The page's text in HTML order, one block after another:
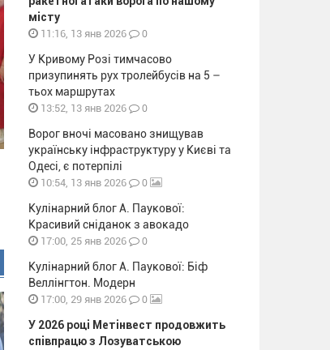
місту
11:16, 13 янв 2026 0
У Кривому Розі тимчасово
призупинять рух тролейбусів на 5 –
тьох маршрутах
13:52, 13 янв 2026 0
Ворог вночі масовано знищував
українську інфраструктуру у Києві та
Одесі, є потерпілі
10:54, 13 янв 2026 0
Кулінарний блог А. Паукової:
Красивий сніданок з авокадо
17:00, 25 янв 2026 0
Кулінарний блог А. Паукової: Біф
Веллінгтон. Модерн
17:00, 29 янв 2026 0
У 2026 році Метінвест продовжить
співпрацю з Лозуватською